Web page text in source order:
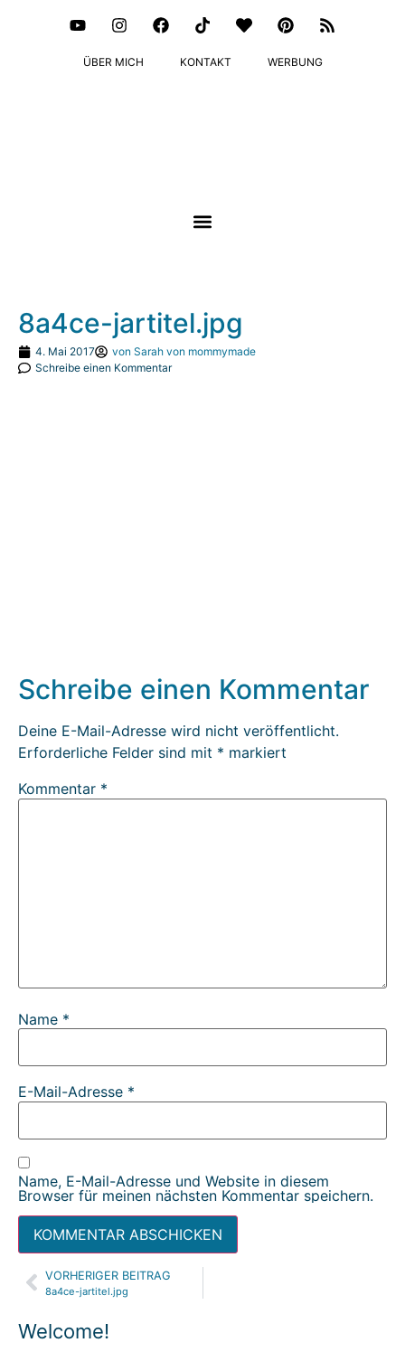
ÜBER MICH KONTAKT WERBUNG
Welcome!
8a4ce-jartitel.jpg
4. Mai 2017 von Sarah von mommymade
Schreibe einen Kommentar
Schreibe einen Kommentar
Deine E-Mail-Adresse wird nicht veröffentlicht.
Erforderliche Felder sind mit * markiert
Kommentar *
Name *
E-Mail-Adresse *
Name, E-Mail-Adresse und Website in diesem
Browser für meinen nächsten Kommentar speichern.
Alternative:
VORHERIGER BEITRAG
8a4ce-jartitel.jpg